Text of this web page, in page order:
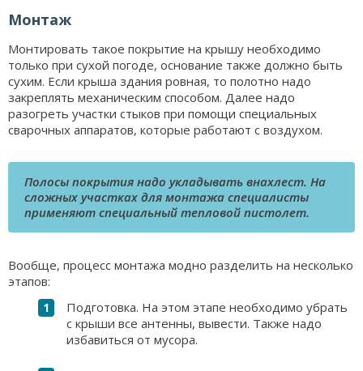
Монтаж
Монтировать такое покрытие на крышу необходимо
только при сухой погоде, основание также должно быть
сухим. Если крыша здания ровная, то полотно надо
закреплять механическим способом. Далее надо
разогреть участки стыков при помощи специальных
сварочных аппаратов, которые работают с воздухом.
Полосы покрытия надо укладывать внахлест. На
сложных участках для монтажа специалисты
применяют специальный тепловой пистолет.
Вообще, процесс монтажа модно разделить на несколько
этапов:
Подготовка. На этом этапе необходимо убрать
с крыши все антенны, вывести. Также надо
избавиться от мусора.